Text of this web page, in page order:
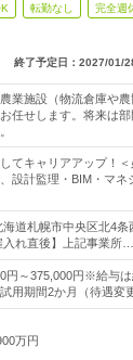
転勤なし 完全週
終了予定日： 2027/01/
業施設（物流倉庫や
任せします。将来は
てキャリアアップ！
設計監理・BIM・マネ
海道札幌市中央区北4
れ直後】上記事業所…
円～375,000円※給与
用期間2か月（待遇変
万円